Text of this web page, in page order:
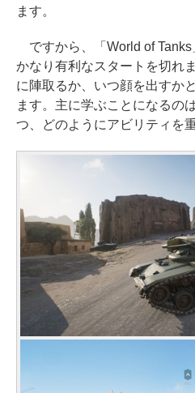
ます。
ですから、「World of Tanks
かなり有利なスタートを切れ
に陣取るか、いつ顔を出すか
ます。主に学ぶことになるの
つ、どのようにアビリティを